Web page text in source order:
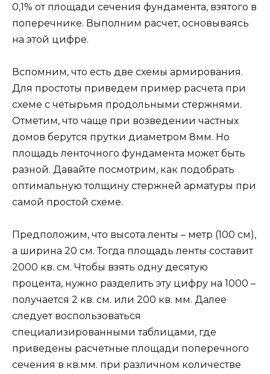
0,1% от площади сечения фундамента, взятого в
поперечнике. Выполним расчет, основываясь
на этой цифре.
Вспомним, что есть две схемы армирования.
Для простоты приведем пример расчета при
схеме с четырьмя продольными стержнями.
Отметим, что чаще при возведении частных
домов берутся прутки диаметром 8мм. Но
площадь ленточного фундамента может быть
разной. Давайте посмотрим, как подобрать
оптимальную толщину стержней арматуры при
самой простой схеме.
Предположим, что высота ленты – метр (100 см),
а ширина 20 см. Тогда площадь ленты составит
2000 кв. см. Чтобы взять одну десятую
процента, нужно разделить эту цифру на 1000 –
получается 2 кв. см. или 200 кв. мм. Далее
следует воспользоваться
специализированными таблицами, где
приведены расчетные площади поперечного
сечения в кв.мм. при различном количестве